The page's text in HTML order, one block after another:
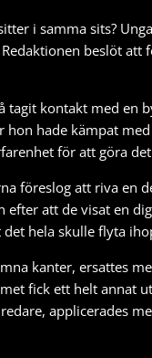
i samma sits?
beslöt
tagit kontakt med
hon hade kämpat
för att göra
föreslog att riva
att de visat en
hela skulle flyta
kanter, ersattes
fick ett helt annat
applicerades